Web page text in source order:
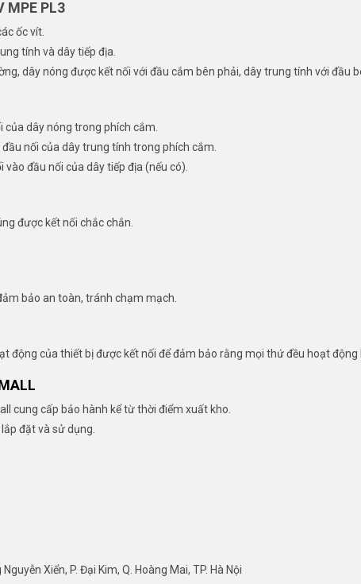
MPE PL3
ốc vít.
tính và dây tiếp địa.
dây nóng được kết nối với đầu cắm bên phải, dây trung tính với đầu
dây nóng trong phích cắm.
nối của dây trung tính trong phích cắm.
đầu nối của dây tiếp địa (nếu có).
được kết nối chắc chắn.
bảo an toàn, tránh chạm mạch.
động của thiết bị được kết nối để đảm bảo rằng mọi thứ đều hoạt
cung cấp bảo hành kể từ thời điểm xuất kho.
đặt và sử dụng.
Xiển, P. Đại Kim, Q. Hoàng Mai, TP. Hà Nội